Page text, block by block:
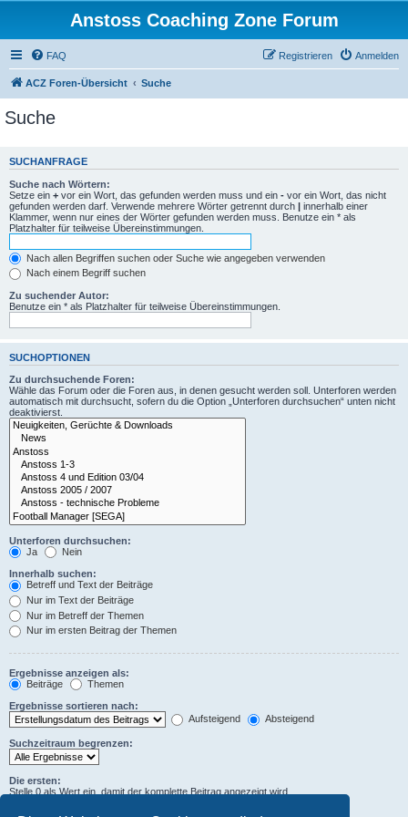
Anstoss Coaching Zone Forum
FAQ Anmelden
Registrieren
ACZ Foren-Übersicht Suche
Suche
SUCHANFRAGE
Suche nach Wörtern:
Setze ein + vor ein Wort, das gefunden werden muss und ein - vor ein Wort, das nicht
gefunden werden darf. Verwende mehrere Wörter getrennt durch | innerhalb einer
Klammer, wenn nur eines der Wörter gefunden werden muss. Benutze ein * als
Platzhalter für teilweise Übereinstimmungen.
Nach allen Begriffen suchen oder Suche wie angegeben verwenden
Nach einem Begriff suchen
Zu suchender Autor:
Benutze ein * als Platzhalter für teilweise Übereinstimmungen.
SUCHOPTIONEN
Zu durchsuchende Foren:
Wähle das Forum oder die Foren aus, in denen gesucht werden soll. Unterforen werden
automatisch mit durchsucht, sofern du die Option „Unterforen durchsuchen“ unten nicht
deaktivierst.
Unterforen durchsuchen:
Ja
Nein
Innerhalb suchen:
Betreff und Text der Beiträge
Nur im Text der Beiträge
Nur im Betreff der Themen
Nur im ersten Beitrag der Themen
Ergebnisse anzeigen als:
Beiträge
Themen
Ergebnisse sortieren nach:
Aufsteigend
Absteigend
Suchzeitraum begrenzen:
Die ersten:
Stelle 0 als Wert ein, damit der komplette Beitrag angezeigt wird.